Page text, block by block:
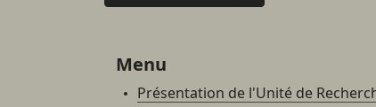
Menu
Présentation de l'Unité de